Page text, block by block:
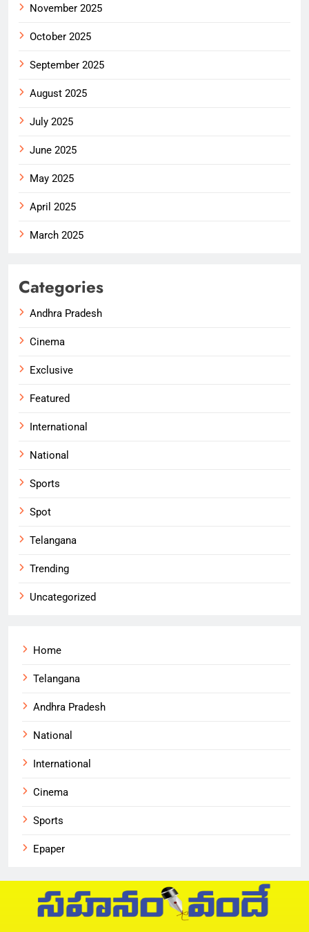
November 2025
October 2025
September 2025
August 2025
July 2025
June 2025
May 2025
April 2025
March 2025
Categories
Andhra Pradesh
Cinema
Exclusive
Featured
International
National
Sports
Spot
Telangana
Trending
Uncategorized
Home
Telangana
Andhra Pradesh
National
International
Cinema
Sports
Epaper